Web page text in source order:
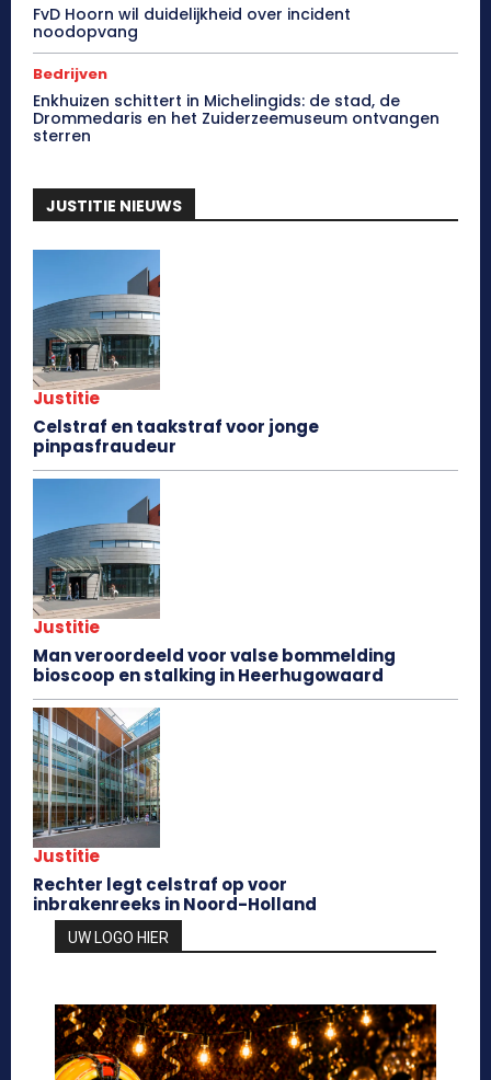
FvD Hoorn wil duidelijkheid over incident
noodopvang
Bedrijven
Enkhuizen schittert in Michelingids: de stad, de
Drommedaris en het Zuiderzeemuseum ontvangen
sterren
JUSTITIE NIEUWS
Justitie
Celstraf en taakstraf voor jonge
pinpasfraudeur
Justitie
Man veroordeeld voor valse bommelding
bioscoop en stalking in Heerhugowaard
Justitie
Rechter legt celstraf op voor
inbrakenreeks in Noord-Holland
UW LOGO HIER